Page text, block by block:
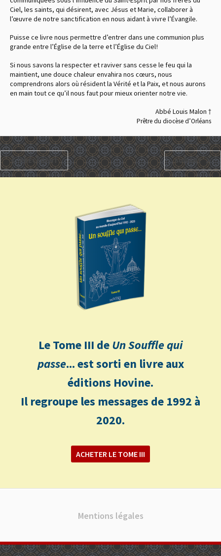
Ciel, les saints, qui désirent, avec Jésus et Marie, collaborer à
l’œuvre de notre sanctification en nous aidant à vivre l’Évangile.
Puisse ce livre nous permettre d’entrer dans une communion plus
grande entre l’Église de la terre et l’Église du Ciel !
Si nous savons la respecter et raviver sans cesse le feu qui la
maintient, une douce chaleur envahira nos cœurs, nous
comprendrons alors où résident la Vérité et la Paix, et nous aurons
en main tout ce qu’il nous faut pour mieux orienter notre vie.
Abbé Louis Malon †
Prêtre du diocèse d’Orléans
PRÉCÉDENT SUIVANT
Le Tome III deUn Souffle qui
passe... est sorti en livre aux
éditions Hovine.
Il regroupe les messages de 1992 à
2020.
ACHETER LE TOME III
Mentions légales